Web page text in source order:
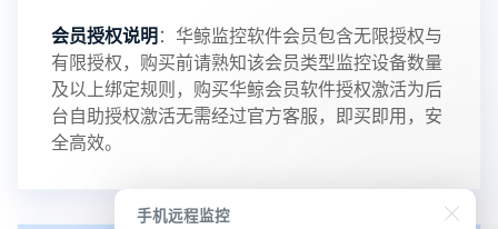
2023-01-12 V3.3
2022-06-25 V3.2
会员授权说明 ：华鲸监控软件会员包含无限授权与
有限授权，购买前请熟知该会员类型监控设备数量
及以上绑定规则，购买华鲸会员软件授权激活为后
台自助授权激活无需经过官方客服，即买即用，安
全高效。
手机远程监控